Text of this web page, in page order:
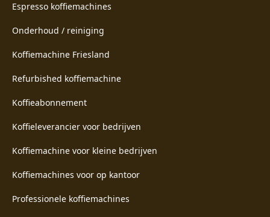
Espresso koffiemachines
Onderhoud / reiniging
Koffiemachine Friesland
Refurbished koffiemachine
Koffieabonnement
Koffieleverancier voor bedrijven
Koffiemachine voor kleine bedrijven
Koffiemachines voor op kantoor
Professionele koffiemachines